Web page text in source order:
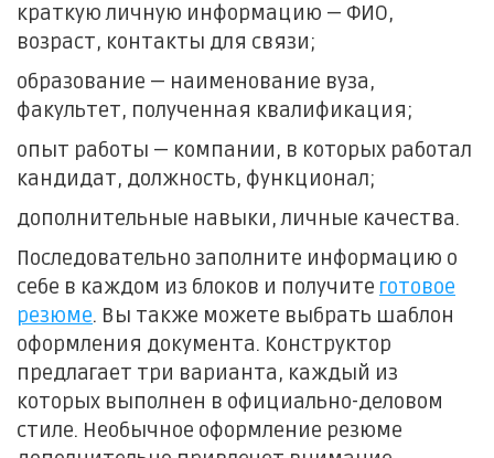
краткую личную информацию — ФИО,
возраст, контакты для связи;
образование — наименование вуза,
факультет, полученная квалификация;
опыт работы — компании, в которых работал
кандидат, должность, функционал;
дополнительные навыки, личные качества.
Последовательно заполните информацию о
себе в каждом из блоков и получите готовое
резюме. Вы также можете выбрать шаблон
оформления документа. Конструктор
предлагает три варианта, каждый из
которых выполнен в официально-деловом
стиле. Необычное оформление резюме